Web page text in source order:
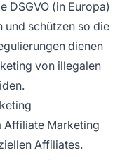
DSGVO (in Europa)
und schützen so die
dienen
von illegalen
Affiliate Marketing
Affiliates.